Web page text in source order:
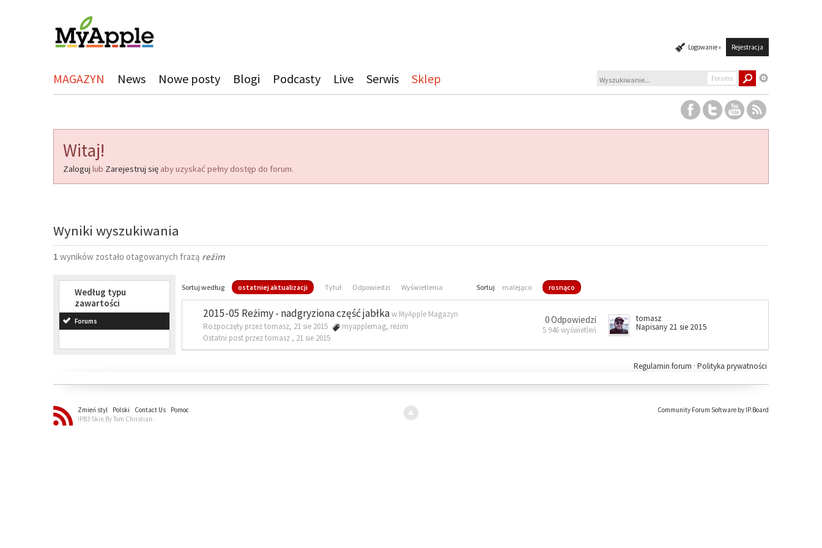
Logowanie » Rejestracja
MAGAZYN News Nowe posty Blogi Podcasty Live Serwis Sklep Forums
Witaj!
Zaloguj lub Zarejestruj się aby uzyskać pełny dostęp do forum.
Wyniki wyszukiwania
1 wyników zostało otagowanych frazą reżim
Według typu
zawartości
Forums
Sortuj według ostatniej aktualizacji Tytuł Odpowiedzi Wyświetlenia Sortuj malejąco rosnąco
2015-05 Reżimy - nadgryziona część jabłkaw MyApple Magazyn
Rozpoczęty przez tomasz, 21 sie 2015
myapplemag, reżim
Ostatni post przez tomasz , 21 sie 2015
0 Odpowiedzi
5 946 wyświetleń
tomasz
Napisany 21 sie 2015
Polityka prywatności
Regulamin forum ·
Zmień styl Polski Contact Us
Pomoc
IPB3 Skin By Tom Christian.
Community Forum Software by IP.Board